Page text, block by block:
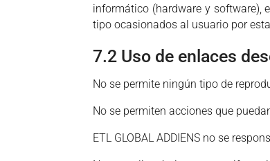
informático (hardware y software),
tipo ocasionados al usuario por
7.2 Uso de enlaces
No se permite ningún tipo de
No se permiten acciones que
ETL GLOBAL ADDIENS no se